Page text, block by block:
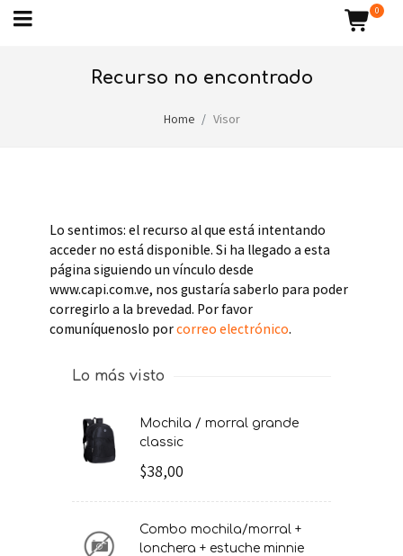
0
recurso no encontrado
Home Visor
Lo sentimos: el recurso al que está intentando
acceder no está disponible. Si ha llegado a esta
página siguiendo un vínculo desde
www.capi.com.ve, nos gustaría saberlo para poder
corregirlo a la brevedad. Por favor
comuníquenoslo porcorreo electrónico.
Lo más visto
mochila / morral grande
classic
$38,00
combo mochila/morral +
lonchera + estuche minnie